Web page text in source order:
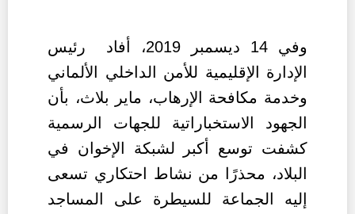
وفي 14 ديسمبر 2019، أفاد رئيس
الإدارة الإقليمية للأمن الداخلي الألماني
وخدمة مكافحة الإرهاب، ماير بلاث، بأن
الجهود الاستخباراتية للجهات الرسمية
كشفت توسع أكبر لشبكة الإخوان في
البلاد، محذرًا من نشاط احتكاري تسعى
إليه الجماعة للسيطرة على المساجد